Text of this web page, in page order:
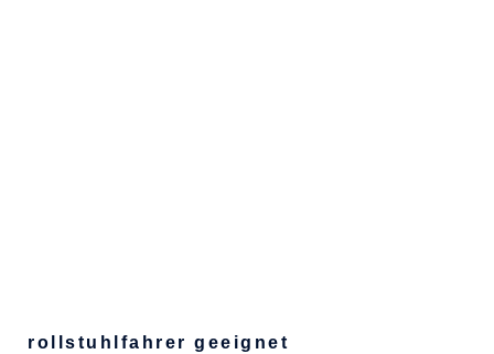
rollstuhlfahrer geeignet